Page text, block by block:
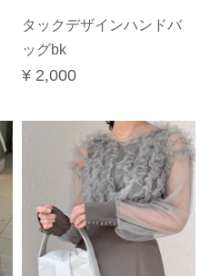
タックデザインハンドバ
ッグbk
¥ 2,000